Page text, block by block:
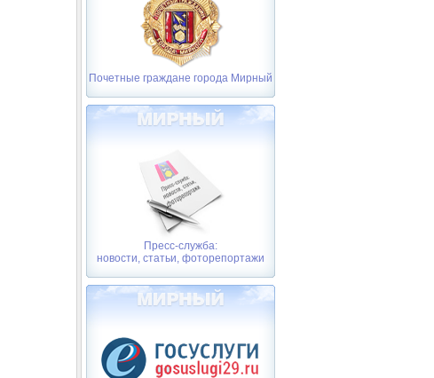
Почетные граждане города Мирный
Пресс-служба:
новости, статьи, фоторепортажи